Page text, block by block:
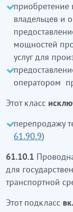
құқықтарын
сондай-ақ
тұрмыстық
сымды
желісіне
кірмейді
мемлекеттік
приобретение
владельцев и
мощностей
услуг для
оператором
Этот класс
перепродажу
61.90.9)
61.10.1
для
транспортной
Этот подкласс